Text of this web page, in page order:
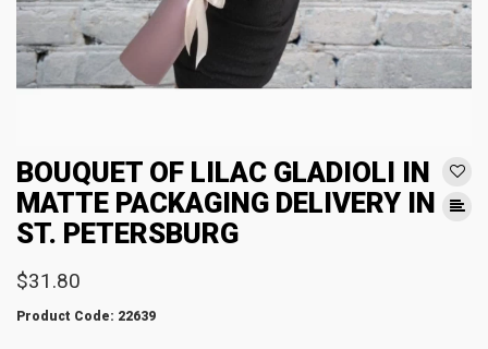
BOUQUET OF LILAC GLADIOLI IN
MATTE PACKAGING DELIVERY IN
ST. PETERSBURG
$31.80
Product Code: 22639